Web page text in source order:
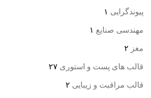
پیوندگرایی ۱
مهندسی صنایع ۱
مغز ۲
قالب های پست و استوری ۲۷
قالب مراقبت و زیبایی ۲